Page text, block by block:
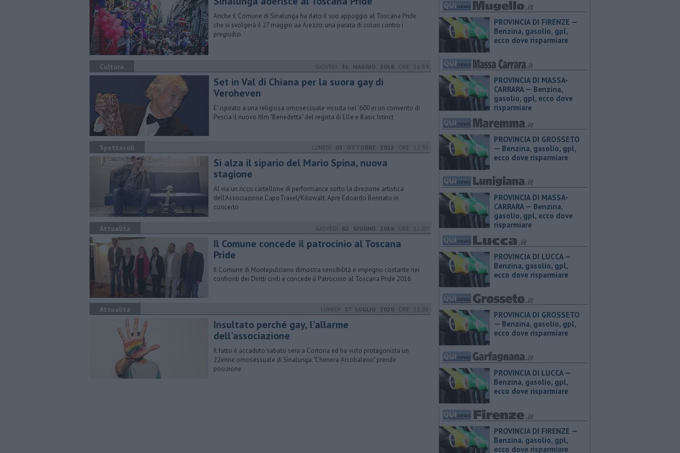
Anche il Comune di Sinalunga ha dato il suo appoggio al Toscana Pride
che si svolgerà il 27 maggio aa Arezzo; una parata di colori contro i
pregiudizi
Cultura GIOVEDÌ 31 MAGGIO 2018 ORE 16:59
Set in Val di Chiana per la suora gay di
Veroheven
E' ispirato a una religiosa omosessuale vissuta nel '600 in un convento di
Pescia il nuovo film "Benedetta" del regista di Elle e Basic Istinct
Spettacoli LUNEDÌ 03 OTTOBRE 2022 ORE 12:35
Si alza il sipario del Mario Spina, nuova
stagione
Al via un ricco cartellone di performance sotto la direzione artistica
dell'Associazione CapoTravel/Kilowatt. Apre Edoardo Bennato in
concerto
Attualità GIOVEDÌ 02 GIUGNO 2016 ORE 12:07
Il Comune concede il patrocinio al Toscana
Pride
Il Comune di Montepulciano dimostra sensibilità e impegno costante nei
confronti dei Diritti civili e concede il Patrocinio al Toscana Pride 2016
Attualità LUNEDÌ 27 LUGLIO 2020 ORE 11:02
Insultato perché gay, l'allarme
dell'associazione
Il fatto è accaduto sabato sera a Cortona ed ha visto protagonista un
22enne omosessuale di Sinalunga. "Chimera Arcobaleno" prende
posizione
PROVINCIA DI FIRENZE — ​
Benzina, gasolio, gpl,
ecco dove risparmiare
PROVINCIA DI MASSA-
CARRARA — ​Benzina,
gasolio, gpl, ecco dove
risparmiare
PROVINCIA DI GROSSETO
— ​Benzina, gasolio, gpl,
ecco dove risparmiare
PROVINCIA DI MASSA-
CARRARA — ​Benzina,
gasolio, gpl, ecco dove
risparmiare
PROVINCIA DI LUCCA — ​
Benzina, gasolio, gpl,
ecco dove risparmiare
PROVINCIA DI GROSSETO
— ​Benzina, gasolio, gpl,
ecco dove risparmiare
PROVINCIA DI LUCCA — ​
Benzina, gasolio, gpl,
ecco dove risparmiare
PROVINCIA DI FIRENZE — ​
Benzina, gasolio, gpl,
ecco dove risparmiare